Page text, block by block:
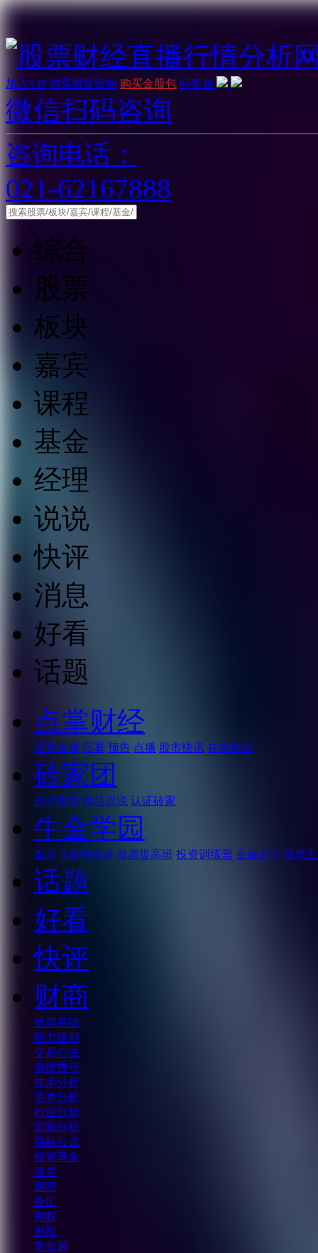
加入VIP 购买财富密钥 购买金股包 问客服
微信扫码咨询
咨询电话：
021-62167888
综合
股票
板块
嘉宾
课程
基金
经理
说说
快评
消息
好看
话题
点掌财经
股票直播 回看 预告 点播 股市快讯 在线帮助
砖家团
说说股票 精品说说 认证砖家
牛金学园
首页 A股特战课 股票提高班 投资训练营 金融必学 股票
话题
好看
快评
财商
股票基础
能力级别
交易心法
选股技巧
技术分析
基本分析
行业分析
宏观分析
指标公式
投资基金
债券
期货
外汇
期权
创投
贵金属